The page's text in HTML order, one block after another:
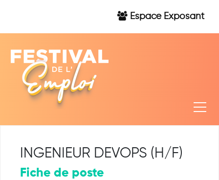
Espace Exposant
INGENIEUR DEVOPS (H/F)
Fiche de poste